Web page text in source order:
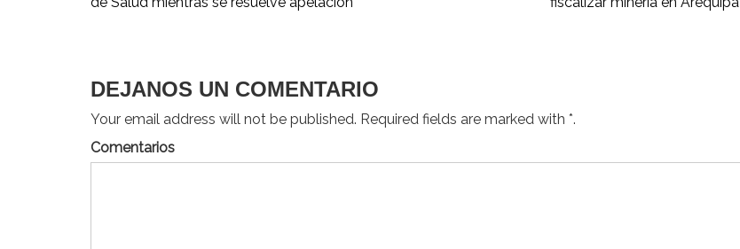
de
DEJANOS UN COMENTARIO
Your email address will not be published. Required fields are marked with *.
Comentarios